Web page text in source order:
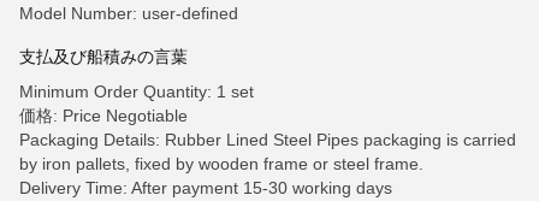
Model Number: user-defined
支払及び船積みの言葉
Minimum Order Quantity: 1 set
価格: Price Negotiable
Packaging Details: Rubber Lined Steel Pipes packaging is carried
by iron pallets, fixed by wooden frame or steel frame.
Delivery Time: After payment 15-30 working days